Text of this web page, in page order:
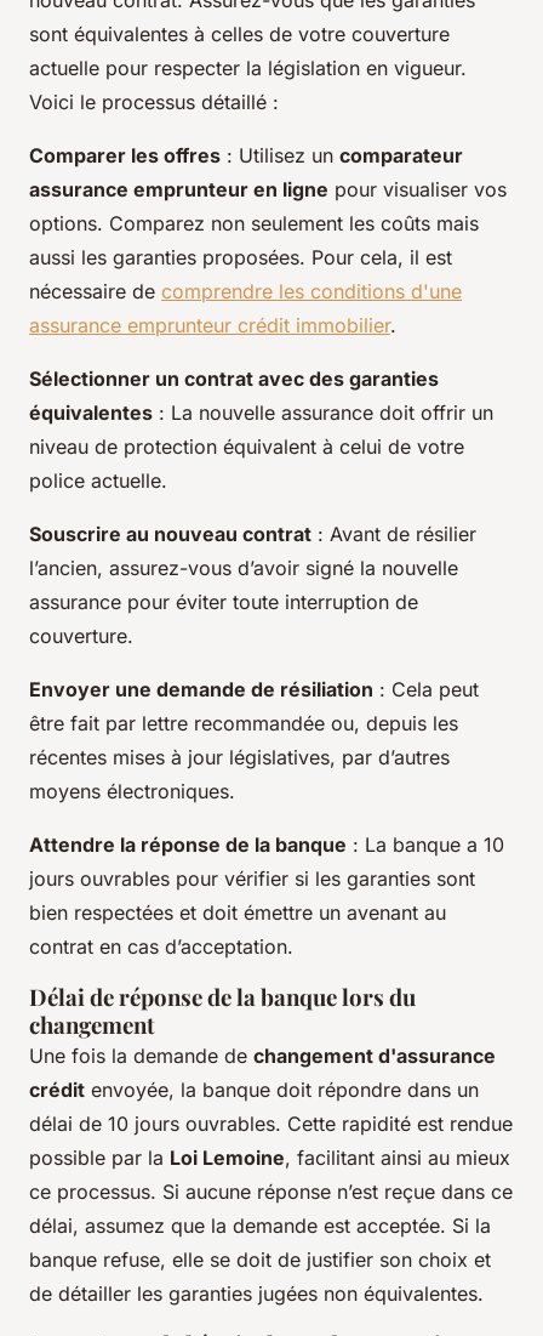
sont équivalentes à celles de votre couverture
actuelle pour respecter la législation en vigueur.
Voici le processus détaillé :
Comparer les offres : Utilisez un comparateur
assurance emprunteur en ligne pour visualiser vos
options. Comparez non seulement les coûts mais
aussi les garanties proposées. Pour cela, il est
nécessaire de comprendre les conditions d'une
assurance emprunteur crédit immobilier.
Sélectionner un contrat avec des garanties
équivalentes : La nouvelle assurance doit offrir un
niveau de protection équivalent à celui de votre
police actuelle.
Souscrire au nouveau contrat : Avant de résilier
l’ancien, assurez-vous d’avoir signé la nouvelle
assurance pour éviter toute interruption de
couverture.
Envoyer une demande de résiliation : Cela peut
être fait par lettre recommandée ou, depuis les
récentes mises à jour législatives, par d’autres
moyens électroniques.
Attendre la réponse de la banque : La banque a 10
jours ouvrables pour vérifier si les garanties sont
bien respectées et doit émettre un avenant au
contrat en cas d’acceptation.
Délai de réponse de la banque lors du
changement
Une fois la demande de changement d'assurance
crédit envoyée, la banque doit répondre dans un
délai de 10 jours ouvrables. Cette rapidité est rendue
possible par la Loi Lemoine, facilitant ainsi au mieux
ce processus. Si aucune réponse n’est reçue dans ce
délai, assumez que la demande est acceptée. Si la
banque refuse, elle se doit de justifier son choix et
de détailler les garanties jugées non équivalentes.